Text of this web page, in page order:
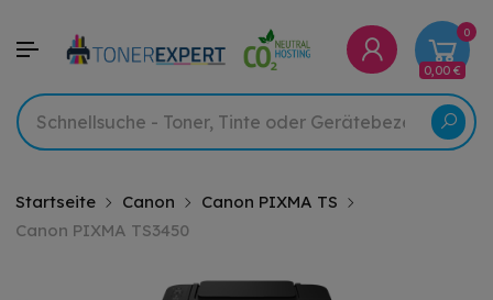
0
0,00 €
Startseite Canon
Canon PIXMA TS
Canon PIXMA TS3450